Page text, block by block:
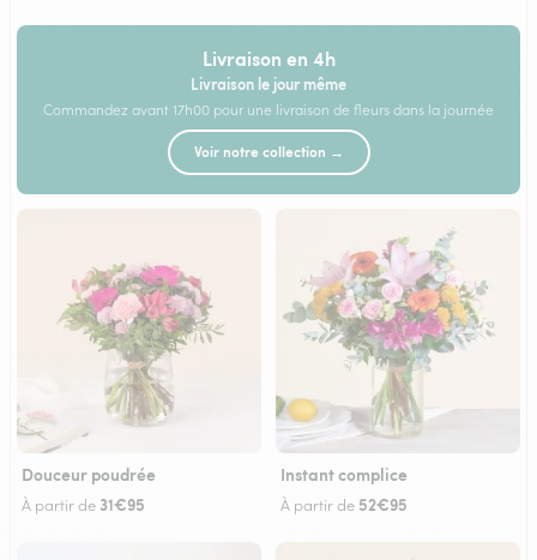
Livraison en 4h
Livraison le jour même
Commandez avant 17h00 pour une livraison de fleurs dans la journée
Voir notre collection →
Douceur poudrée
À partir de 31€95
Instant complice
À partir de 52€95